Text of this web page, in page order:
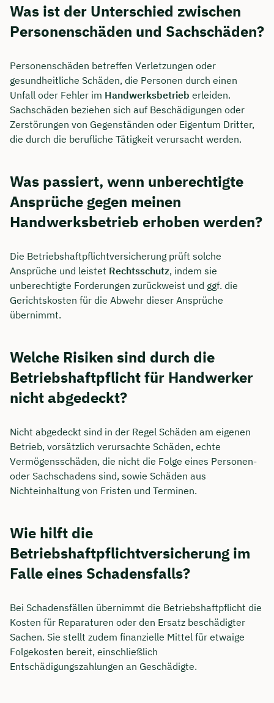
Was ist der Unterschied zwischen
Personenschäden und Sachschäden?
Personenschäden betreffen Verletzungen oder
gesundheitliche Schäden, die Personen durch einen
Unfall oder Fehler im Handwerksbetrieb erleiden.
Sachschäden beziehen sich auf Beschädigungen oder
Zerstörungen von Gegenständen oder Eigentum Dritter,
die durch die berufliche Tätigkeit verursacht werden.
Was passiert, wenn unberechtigte
Ansprüche gegen meinen
Handwerksbetrieb erhoben werden?
Die Betriebshaftpflichtversicherung prüft solche
Ansprüche und leistet Rechtsschutz, indem sie
unberechtigte Forderungen zurückweist und ggf. die
Gerichtskosten für die Abwehr dieser Ansprüche
übernimmt.
Welche Risiken sind durch die
Betriebshaftpflicht für Handwerker
nicht abgedeckt?
Nicht abgedeckt sind in der Regel Schäden am eigenen
Betrieb, vorsätzlich verursachte Schäden, echte
Vermögensschäden, die nicht die Folge eines Personen-
oder Sachschadens sind, sowie Schäden aus
Nichteinhaltung von Fristen und Terminen.
Wie hilft die
Betriebshaftpflichtversicherung im
Falle eines Schadensfalls?
Bei Schadensfällen übernimmt die Betriebshaftpflicht die
Kosten für Reparaturen oder den Ersatz beschädigter
Sachen. Sie stellt zudem finanzielle Mittel für etwaige
Folgekosten bereit, einschließlich
Entschädigungszahlungen an Geschädigte.